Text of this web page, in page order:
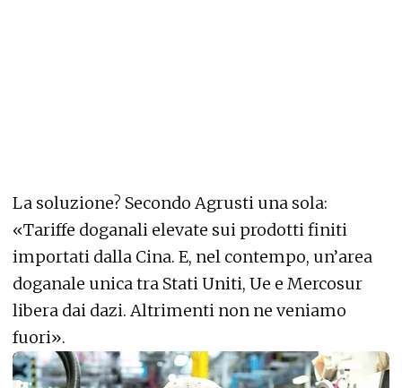
La soluzione? Secondo Agrusti una sola:
«Tariffe doganali elevate sui prodotti finiti
importati dalla Cina. E, nel contempo, un’area
doganale unica tra Stati Uniti, Ue e Mercosur
libera dai dazi. Altrimenti non ne veniamo
fuori».